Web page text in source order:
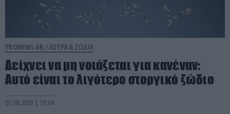
PRONEWS.GR / ΑΣΤΡΑ & ΖΩΔΙΑ
Δείχνει να μη νοιάζεται για κανέναν:
Aυτό είναι το λιγότερο στοργικό ζώδιο
07.08.2026 | 10:04